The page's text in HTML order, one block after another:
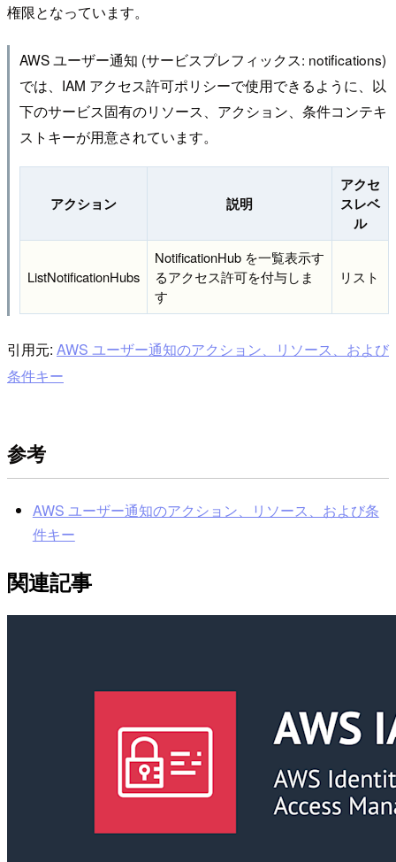
権限となっています。
AWS ユーザー通知 (サービスプレフィックス: notifications)
では、IAM アクセス許可ポリシーで使用できるように、以
下のサービス固有のリソース、アクション、条件コンテキ
ストキーが用意されています。
アクション 説明
アクセ
スレベ
ル
ListNotificationHubs
NotificationHub を一覧表示す
るアクセス許可を付与しま
す
リスト
引用元: AWS ユーザー通知のアクション、リソース、および
条件キー
参考
AWS ユーザー通知のアクション、リソース、および条
件キー
関連記事